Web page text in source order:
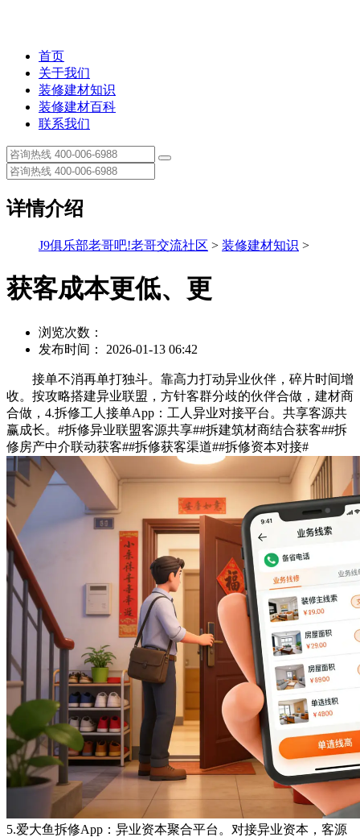
首页
关于我们
装修建材知识
装修建材百科
联系我们
详情介绍
J9俱乐部老哥吧!老哥交流社区 > 装修建材知识 >
获客成本更低、更
浏览次数：
发布时间： 2026-01-13 06:42
接单不消再单打独斗。靠高力打动异业伙伴，碎片时间增
收。按攻略搭建异业联盟，方针客群分歧的伙伴合做，建材商
合做，4.拆修工人接单App：工人异业对接平台。共享客源共
赢成长。#拆修异业联盟客源共享##拆建筑材商结合获客##拆
修房产中介联动获客##拆修获客渠道##拆修资本对接#
5.爱大鱼拆修App：异业资本聚合平台。对接异业资本，客源